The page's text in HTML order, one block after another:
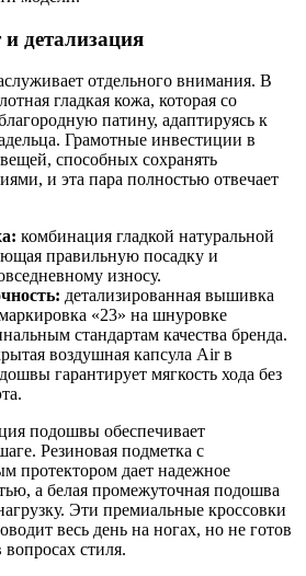
детализация
отдельного внимания. В
гладкая кожа, которая со
патину, адаптируясь к
Грамотные инвестиции в
способных сохранять
и эта пара полностью отвечает
комбинация гладкой натуральной
правильную посадку и
износу.
детализированная вышивка
«23» на шнуровке
стандартам качества бренда.
воздушная капсула Air в
гарантирует мягкость хода без
подошвы обеспечивает
Резиновая подметка с
протектором дает надежное
а белая промежуточная подошва
Эти премиальные кроссовки
весь день на ногах, но не готов
стиля.